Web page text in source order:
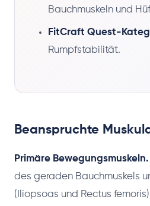
Bauchmuskeln und
FitCraft Quest-
Rumpfstabilität.
Beanspruchte
Primäre Bewegungsmuskeln.
des geraden Bauchmuskels
(Iliopsoas und Rectus